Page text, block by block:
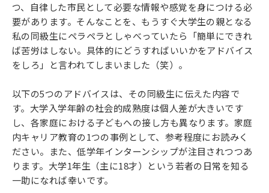
つ、自律した市民として必要な情報や感覚を身につける必
要があります。そんなことを、もうすぐ大学生の親となる
私の同級生にペラペラとしゃべっていたら「簡単にできれ
ば苦労はしない。具体的にどうすればいいかをアドバイス
をしろ」と言われてしまいました（笑）。
以下の5つのアドバイスは、その同級生に伝えた内容で
す。大学入学年齢の社会的成熟度は個人差が大きいです
し、各家庭における子どもへの接し方も異なります。家庭
内キャリア教育の1つの事例として、参考程度にお読みく
ださい。また、低学年インターンシップが注目されつつあ
ります。大学1年生（主に18才）という若者の日常を知る
一助になれば幸いです。